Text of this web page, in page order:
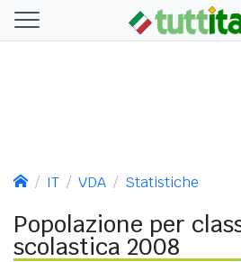
IT VDA Statistiche
Popolazione per
scolastica 2008